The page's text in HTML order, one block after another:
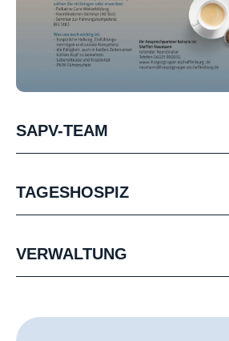
SAPV-TEAM
TAGESHOSPIZ
VERWALTUNG